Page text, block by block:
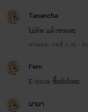
Tanancha
ไม่อัพ แล้วหรอคะ
จากตอน: บทที่ 3 (4) - จบ
Fern
E-book ซื้อยังไงคะ
นานา